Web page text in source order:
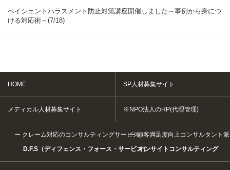
ペイシェントハラスメント防止対策講座開催しました～事例から身につ
ける対応術～(7/18)
HOME SP人材募集サイト
メディカル人材募集サイト ※NPO法人のHP(代理管理)
クレーム対応のコンサルティングサービス
D.F.S（ディフェンス・フォース・サービス）
顧客満足度向上コンサルタント
オンサイトコンサルティング